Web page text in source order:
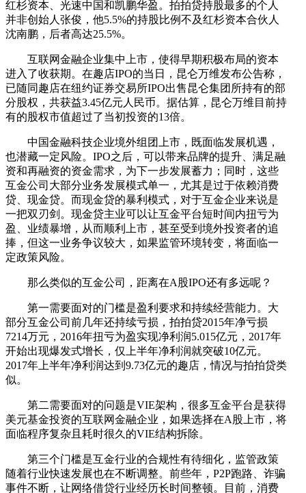
红杉资本、光速中国和凯鹏华盈。拍拍贷持股最多的个人
并非创始人张俊，他5.5%的持股比例不及红杉资本合伙人
沈南鹏，后者高达25.5%。
互联网金融企业集中上市，使得早期积极布局的资本
进入了收获期。在趣店IPO的当日，昆仑万维发布公告称，
已随同趣店在纽约证券交易所IPO出售昆仑集团所持有的部
分股权，共获益3.45亿元人民币。据估算，昆仑万维目前持
有的股权市值超过了当初投资的13倍。
中国金融科技企业境外组团上市，既面临发展机遇，
也潜藏一定风险。IPO之后，可以带来品牌的提升、满足融
资和再融资的资金需求，为下一步发展蓄力；同时，这些
互金公司大部分业务发展模式单一，尤其是过于依赖消费
贷、现金贷。而现金贷的暴利模式，对于互金企业来说是
一把双刃剑。现金贷主业可以让互金平台短时间内扭亏为
盈、业绩暴增，从而顺利上市，甚至受到境外投资者的追
捧，但这一业务争议较大，如果监管环境转变，将面临一
定政策风险。
那么类似的互金公司，距离在A股IPO还有多远呢？
第一需要面对的门槛是盈利要求和持续经营能力。大
部分互金公司前几年还持续亏损，拍拍贷2015年净亏损
7214万元，2016年扭亏为盈实现净利润5.015亿元，2017年
开始出现爆发式增长，仅上半年净利润就突破10亿元。
2017年上半年净利润达到9.73亿元的趣店，情况与拍拍贷类
似。
第二需要面对的问题是VIE架构，很多互金平台是获得
美元基金投资的互联网金融企业，如果选择在A股上市，将
面临程序复杂且耗时很久的VIE结构拆除。
第三个门槛是互金行业的合规性有待细化，监管政策
随着行业快速发展也在不断调整。前些年，P2P跑路、诈骗
事件不断，让网络借贷行业经历长时间整顿。目前，消费